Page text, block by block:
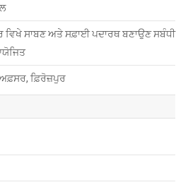
ਵਿਖੇ ਸਾਬਣ ਅਤੇ ਸਫ਼ਾਈ ਪਦਾਰਥ ਬਣਾਉਣ ਸਬੰਧੀ
ਫ਼ਿਰੋਜ਼ਪੁਰ